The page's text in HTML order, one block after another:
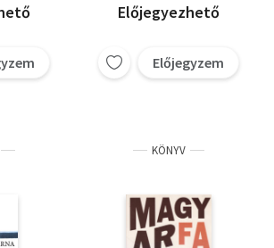
Előjegyezhető
Előjegyzem
KÖNYV